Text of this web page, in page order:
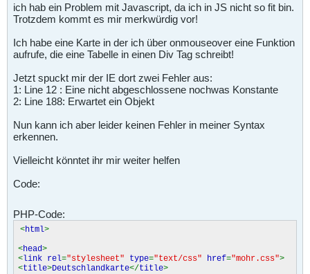
ich hab ein Problem mit Javascript, da ich in JS nicht so fit bin.
Trotzdem kommt es mir merkwürdig vor!
Ich habe eine Karte in der ich über onmouseover eine Funktion
aufrufe, die eine Tabelle in einen Div Tag schreibt!
Jetzt spuckt mir der IE dort zwei Fehler aus:
1: Line 12 : Eine nicht abgeschlossene nochwas Konstante
2: Line 188: Erwartet ein Objekt
Nun kann ich aber leider keinen Fehler in meiner Syntax
erkennen.
Vielleicht könntet ihr mir weiter helfen
Code:
PHP-Code:
<html>
<head>
<link rel="stylesheet" type="text/css" href="mohr.css">
<title>Deutschlandkarte</title>